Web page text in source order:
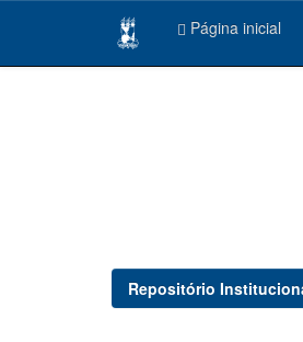
Página inicial
Repositório